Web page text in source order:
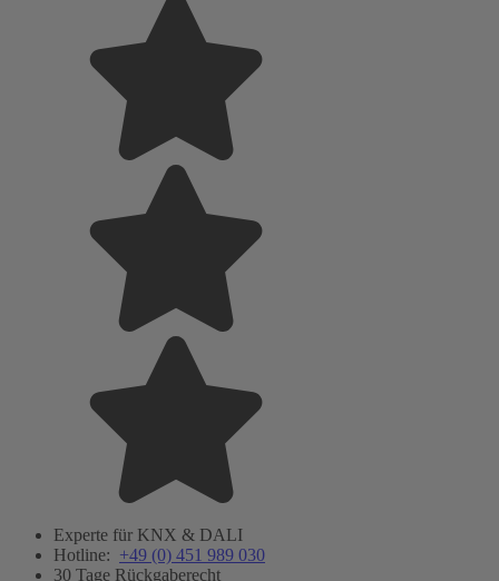
Experte für KNX & DALI
Hotline: +49 (0) 451 989 030
30 Tage Rückgaberecht